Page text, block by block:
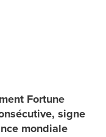
Fortune
signe
mondiale